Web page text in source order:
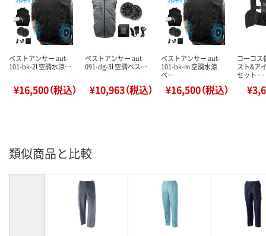
ベストアンサー aut-
101-bk-2l 空調水涼…
¥16,500（税込）
ベストアンサー aut-
091-dg-3l 空調ベス…
¥10,963（税込）
ベストアンサー aut-
101-bk-m 空調水涼
ベ…
¥16,500（税込）
コーコス
スト&ア
セット …
類似商品と比較